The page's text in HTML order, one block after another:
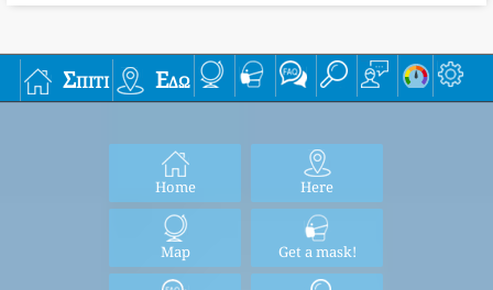
Σπίτι Εδώ
Home Here
Map Get a mask!